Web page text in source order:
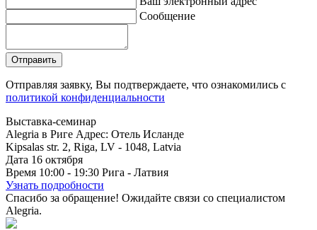
Сообщение
Отправляя заявку, Вы подтверждаете, что ознакомились с
политикой конфиденциальности
Выставка-семинар
Alegria в Риге Адрес: Отель Исланде
Kipsalas str. 2, Riga, LV - 1048, Latvia
Дата 16 октября
Время 10:00 - 19:30 Рига - Латвия
Узнать подробности
Спасибо за обращение! Ожидайте связи со специалистом
Alegria.